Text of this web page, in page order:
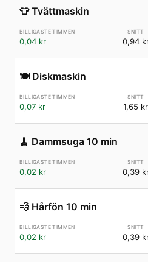
👕 Tvättmaskin
0,04 kr 0,94
🍽️ Diskmaskin
0,07 kr 1,65 kr
🧹 Dammsuga 10 min
0,02 kr 0,39
💨 Hårfön 10 min
0,02 kr 0,39